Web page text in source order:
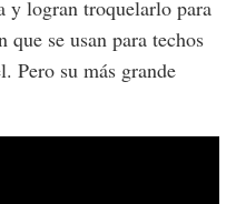
y logran troquelarlo para
se usan para techos
Pero su más grande